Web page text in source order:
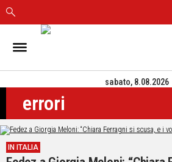
IN
CAGLIARI
SASSARI
NUORO
ORISTANO
SULCIS
sabato, 8.08.2026
errori
IN ITALIA